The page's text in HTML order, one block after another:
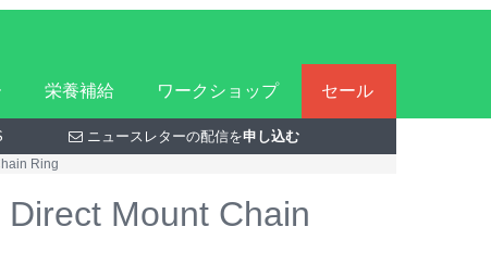
栄養補給 ワークショップ セール
ニュースレターの配信を申し込む
Ring
Mount Chain